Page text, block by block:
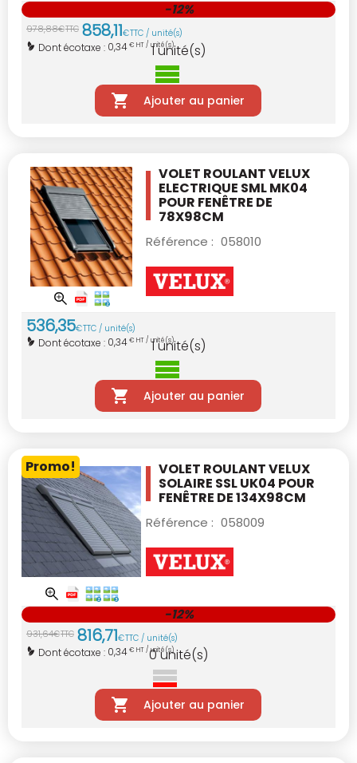
978,88€TTC 858,11€TTC / unité(s)
Dont écotaxe : 0,34€ HT / unité(s)
-12%
1unité(s)
Ajouter au panier
VOLET ROULANT VELUX
ELECTRIQUE SML MK04
POUR FENÊTRE DE
78X98CM
Référence : 058010
536,35€TTC / unité(s)
Dont écotaxe : 0,34€ HT / unité(s)
1unité(s)
Ajouter au panier
Promo! VOLET ROULANT VELUX
SOLAIRE SSL UK04 POUR
FENÊTRE DE 134X98CM
Référence : 058009
931,64€TTC 816,71€TTC / unité(s)
Dont écotaxe : 0,34€ HT / unité(s)
-12%
0unité(s)
Ajouter au panier